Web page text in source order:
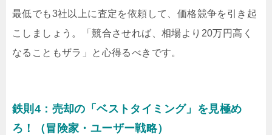
最低でも3社以上に査定を依頼して、価格競争を引き起
こしましょう。「競合させれば、相場より20万円高く
なることもザラ」と心得るべきです。
鉄則4：売却の「ベストタイミング」を見極め
ろ！（冒険家・ユーザー戦略）